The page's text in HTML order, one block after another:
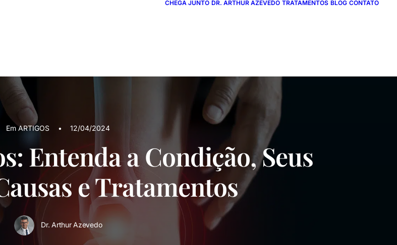
CHEGA JUNTO DR. ARTHUR AZEVEDO TRATAMENTOS BLOG CONTATO
EmARTIGOS • 12/04/2024
Entenda a Condição, Seus
e Tratamentos
Dr. Arthur Azevedo